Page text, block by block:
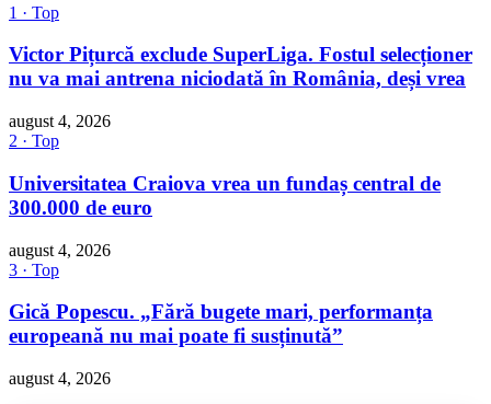
1 · Top
Victor Pițurcă exclude SuperLiga. Fostul selecționer
nu va mai antrena niciodată în România, deși vrea
august 4, 2026
2 · Top
Universitatea Craiova vrea un fundaș central de
300.000 de euro
august 4, 2026
3 · Top
Gică Popescu. „Fără bugete mari, performanța
europeană nu mai poate fi susținută”
august 4, 2026